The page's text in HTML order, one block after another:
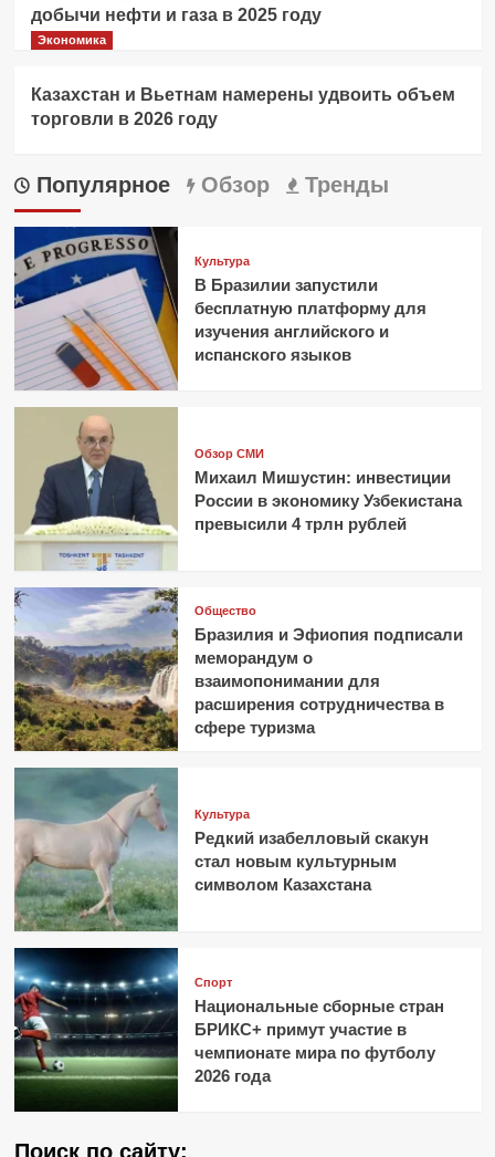
добычи нефти и газа в 2025 году
Экономика
Казахстан и Вьетнам намерены удвоить объем
торговли в 2026 году
Популярное Обзор Тренды
Культура
В Бразилии запустили
бесплатную платформу для
изучения английского и
испанского языков
Обзор СМИ
Михаил Мишустин: инвестиции
России в экономику Узбекистана
превысили 4 трлн рублей
Общество
Бразилия и Эфиопия подписали
меморандум о
взаимопонимании для
расширения сотрудничества в
сфере туризма
Культура
Редкий изабелловый скакун
стал новым культурным
символом Казахстана
Спорт
Национальные сборные стран
БРИКС+ примут участие в
чемпионате мира по футболу
2026 года
Поиск по сайту: